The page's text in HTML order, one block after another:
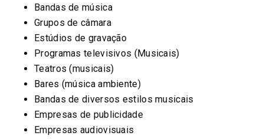
Bandas de música
Grupos de câmara
Estúdios de gravação
Programas televisivos (Musicais)
Teatros (musicais)
Bares (música ambiente)
Bandas de diversos estilos musicais
Empresas de publicidade
Empresas audiovisuais